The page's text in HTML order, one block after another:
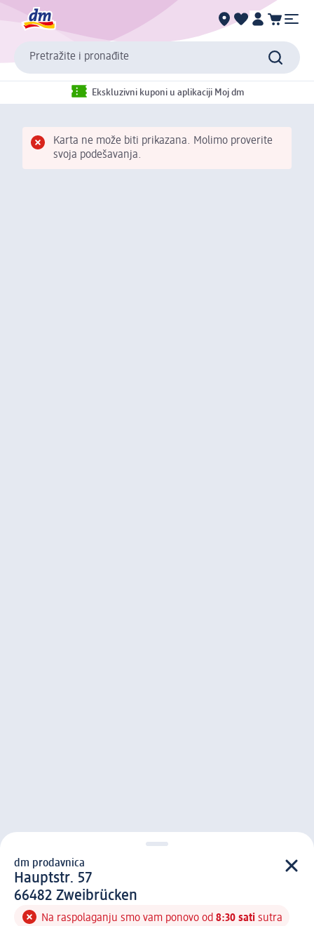
Pretražite i pronađite
Ekskluzivni kuponi u aplikaciji Moj dm
Karta ne može biti prikazana. Molimo proverite
svoja podešavanja.
d m prodavnica
dm prodavnica
Hauptstr. 57
6 6 4 8 2
66482 Zweibrücken
Na raspolaganju smo vam ponovo od 8:30 sati sutra